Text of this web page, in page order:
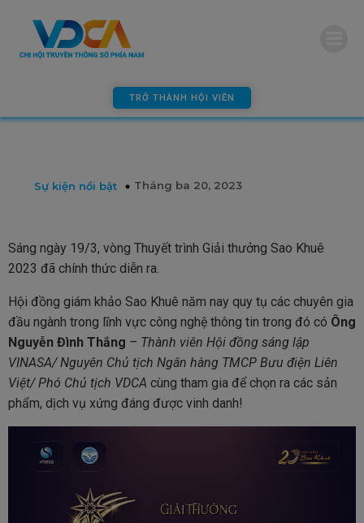
TRỞ THÀNH HỘI VIÊN
Sự kiện nổi bật Tháng ba 20, 2023
Sáng ngày 19/3, vòng Thuyết trình Giải thưởng Sao Khuê
2023 đã chính thức diễn ra.
Hội đồng giám khảo Sao Khuê năm nay quy tụ các chuyên gia
đầu ngành trong lĩnh vực công nghệ thông tin trong đó có Ông
Nguyễn Đình Thắng – Thành viên Hội đồng sáng lập
VINASA/ Nguyên Chủ tịch Ngân hàng TMCP Bưu điện Liên
Việt/ Phó Chủ tịch VDCA cùng tham gia để chọn ra các sản
phẩm, dịch vụ xứng đáng được vinh danh!